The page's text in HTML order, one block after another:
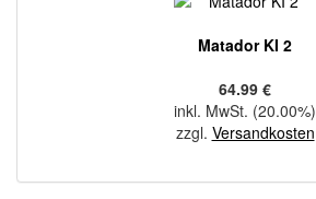
Matador KI 2
64.99 €
inkl. MwSt. (20.00%)
zzgl. Versandkosten